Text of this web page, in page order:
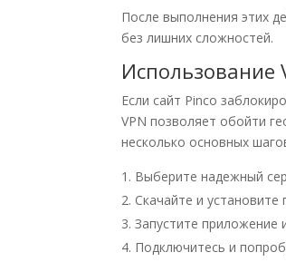
После выполнения этих
без лишних сложностей.
Использование
Если сайт Pinco
VPN позволяет обойти
несколько основных
Выберите надежный
Скачайте и
Запустите приложение
Подключитесь и